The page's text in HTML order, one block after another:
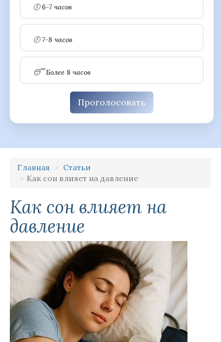
🕕 6-7 часов
🕖 7-8 часов
😴 Более 8 часов
Проголосовать
Главная
Статьи
Как сон влияет на давление
Как сон влияет на
давление